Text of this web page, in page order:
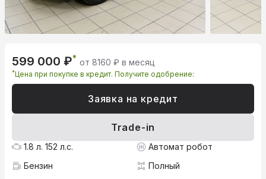
599 000 ₽* от 8160 ₽ в месяц
*Цена при покупке в кредит. Получите одобрение:
Заявка на кредит
Trade-in
1.8 л. 152 л.с.
Автомат робот
Бензин
Полный